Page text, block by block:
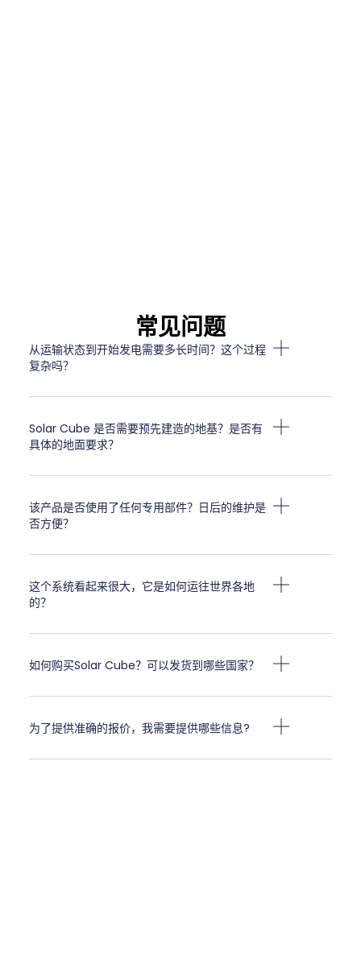
常见问题
从运输状态到开始发电需要多长时间？这个过程
复杂吗？
Solar Cube 是否需要预先建造的地基？是否有
具体的地面要求？
该产品是否使用了任何专用部件？日后的维护是
否方便？
这个系统看起来很大，它是如何运往世界各地
的？
如何购买Solar Cube？可以发货到哪些国家？
为了提供准确的报价，我需要提供哪些信息?